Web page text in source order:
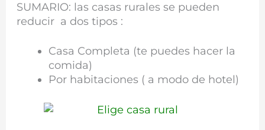
SUMARIO: las casas rurales se pueden
reducir a dos tipos :
Casa Completa (te puedes hacer la
comida)
Por habitaciones ( a modo de hotel)